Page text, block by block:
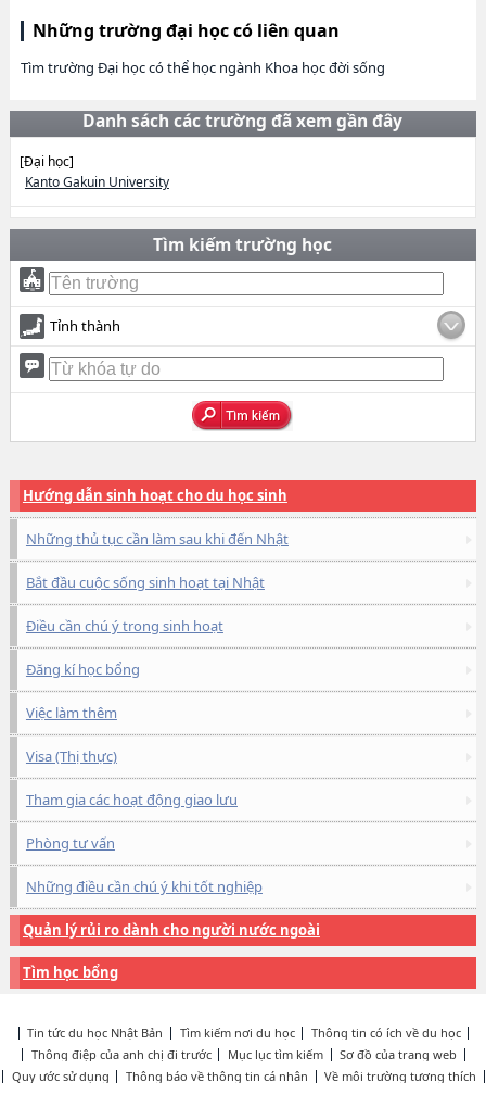
Những trường đại học có liên quan
Tìm trường Đại học có thể học ngành Khoa học đời sống
Danh sách các trường đã xem gần đây
[Đại học]
Kanto Gakuin University
Tìm kiếm trường học
Tỉnh thành
Hướng dẫn sinh hoạt cho du học sinh
Những thủ tục cần làm sau khi đến Nhật
Bắt đầu cuộc sống sinh hoạt tại Nhật
Điều cần chú ý trong sinh hoạt
Đăng kí học bổng
Việc làm thêm
Visa (Thị thực)
Tham gia các hoạt động giao lưu
Phòng tư vấn
Những điều cần chú ý khi tốt nghiệp
Quản lý rủi ro dành cho người nước ngoài
Tìm học bổng
Tin tức du học Nhật Bản Tìm kiếm nơi du học
Thông tin có ích về du học
Thông điệp của anh chị đi trước
Mục lục tìm kiếm
Sơ đồ của trang web
Quy ước sử dụng
Thông báo về thông tin cá nhân Về môi trường tương thích